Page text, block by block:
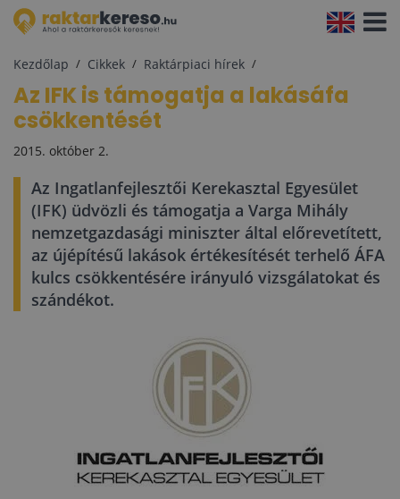
Kezdőlap Cikkek Raktárpiaci hírek
Az IFK is támogatja a lakásáfa
csökkentését
2015. október 2.
Az Ingatlanfejlesztői Kerekasztal Egyesület
(IFK) üdvözli és támogatja a Varga Mihály
nemzetgazdasági miniszter által előrevetített,
az újépítésű lakások értékesítését terhelő ÁFA
kulcs csökkentésére irányuló vizsgálatokat és
szándékot.